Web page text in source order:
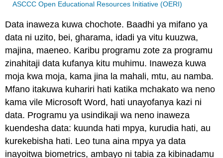
ASCCC Open Educational Resources Initiative (OERI)
Data inaweza kuwa chochote. Baadhi ya mifano ya
data ni uzito, bei, gharama, idadi ya vitu kuuzwa,
majina, maeneo. Karibu programu zote za programu
zinahitaji data kufanya kitu muhimu. Inaweza kuwa
moja kwa moja, kama jina la mahali, mtu, au namba.
Mfano itakuwa kuhariri hati katika mchakato wa neno
kama vile Microsoft Word, hati unayofanya kazi ni
data. Programu ya usindikaji wa neno inaweza
kuendesha data: kuunda hati mpya, kurudia hati, au
kurekebisha hati. Leo tuna aina mpya ya data
inayoitwa biometrics, ambayo ni tabia za kibinadamu